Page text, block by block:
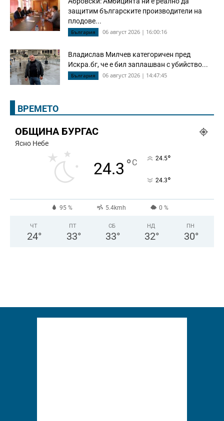
защитим българските производители на
плодове...
България 06 август 2026 | 16:00:16
Владислав Милчев категоричен пред
Искра.бг, че е бил заплашван с убийство...
България 06 август 2026 | 14:47:45
ВРЕМЕТО
ОБЩИНА БУРГАС
Ясно Небе
24.3 °C 24.5°
24.3°
95 % 5.4kmh 0 %
ЧТ
24°
ПТ
33°
СБ
33°
НД
32°
ПН
30°